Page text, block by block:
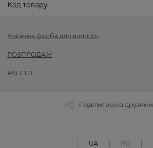
Код товару
Аміачна фарба для волосся
РОЗПРОДАЖ
PALETTE
Поділитись із друзями
UA RU